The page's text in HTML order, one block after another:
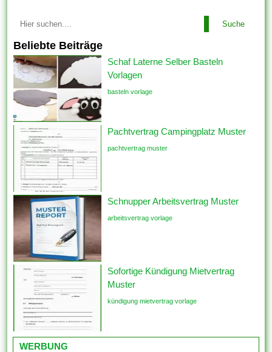
Suche
Beliebte Beiträge
Schaf Laterne Selber Basteln
Vorlagen
basteln vorlage
Pachtvertrag Campingplatz Muster
pachtvertrag muster
Schnupper Arbeitsvertrag Muster
arbeitsvertrag vorlage
Sofortige Kündigung Mietvertrag
Muster
kündigung mietvertrag vorlage
WERBUNG